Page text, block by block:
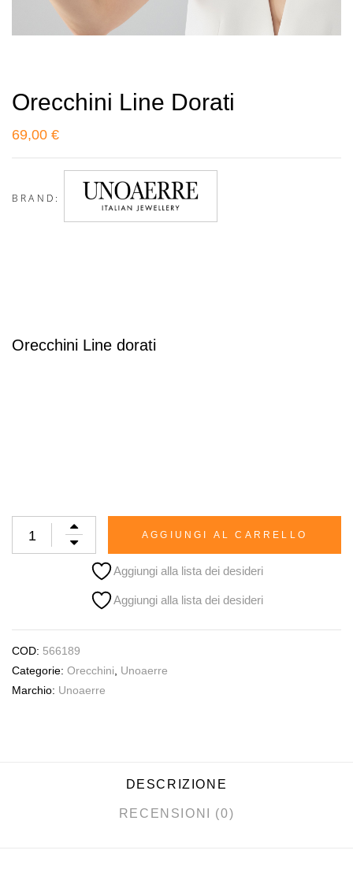
Orecchini Line Dorati
69,00 €
BRAND:
Orecchini Line dorati
AGGIUNGI AL CARRELLO
Aggiungi alla lista dei desideri
Aggiungi alla lista dei desideri
COD: 566189
Categorie: Orecchini
Unoaerre
Marchio: Unoaerre
DESCRIZIONE
RECENSIONI (0)